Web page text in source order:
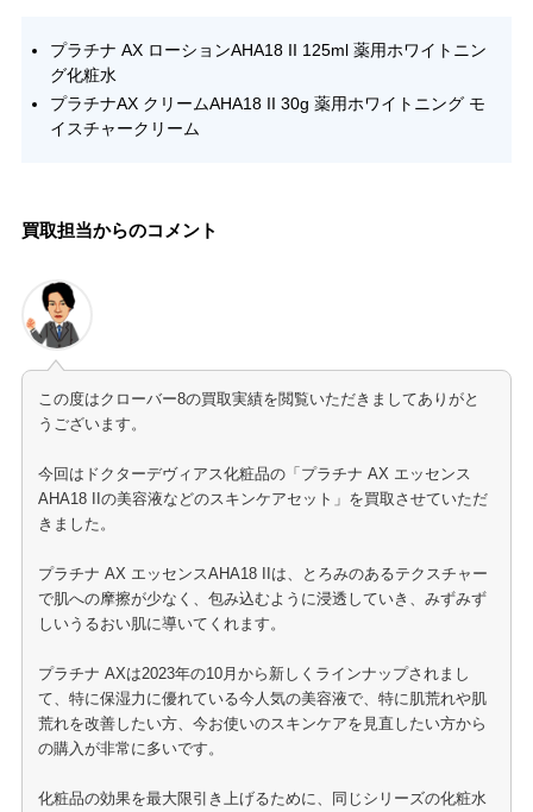
プラチナ AX ローションAHA18 II 125ml 薬用ホワイトニン
グ化粧水
プラチナAX クリームAHA18 II 30g 薬用ホワイトニング モ
イスチャークリーム
買取担当からのコメント
この度はクローバー8の買取実績を閲覧いただきましてありがと
うございます。
今回はドクターデヴィアス化粧品の「プラチナ AX エッセンス
AHA18 IIの美容液などのスキンケアセット」を買取させていただ
きました。
プラチナ AX エッセンスAHA18 IIは、とろみのあるテクスチャー
で肌への摩擦が少なく、包み込むように浸透していき、みずみず
しいうるおい肌に導いてくれます。
プラチナ AXは2023年の10月から新しくラインナップされまし
て、特に保湿力に優れている今人気の美容液で、特に肌荒れや肌
荒れを改善したい方、今お使いのスキンケアを見直したい方から
の購入が非常に多いです。
化粧品の効果を最大限引き上げるために、同じシリーズの化粧水